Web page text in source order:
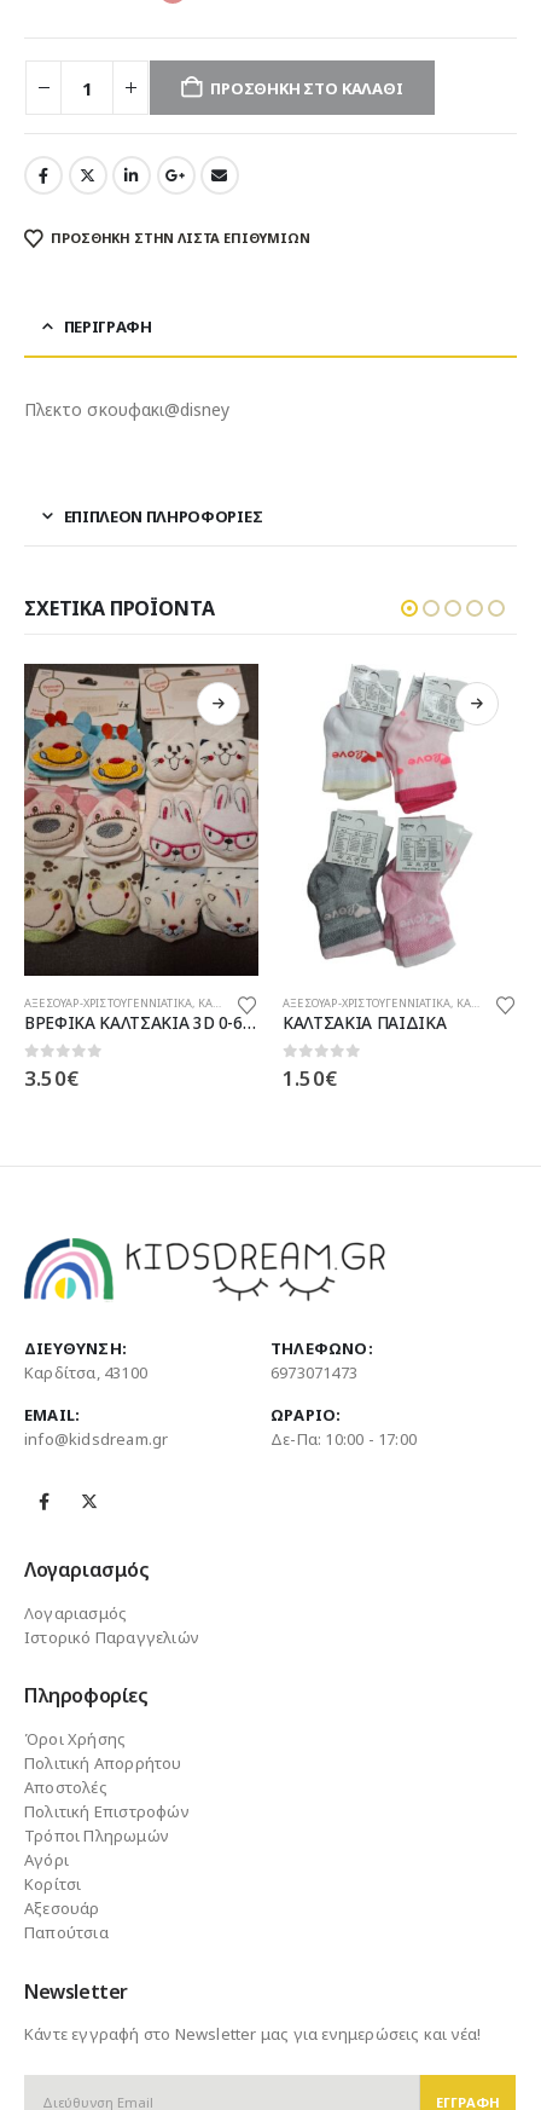
ΠΡΟΣΘΉΚΗ ΣΤΟ ΚΑΛΆΘΙ
ΠΡΌΣΘΉΚΗ ΣΤΗΝ ΛΊΣΤΑ ΕΠΙΘΥΜΙΏΝ
ΠΕΡΙΓΡΑΦΉ
Πλεκτο σκουφακι@disney
ΕΠΙΠΛΈΟΝ ΠΛΗΡΟΦΟΡΊΕΣ
ΣΧΕΤΙΚΆ ΠΡΟΪΌΝΤΑ
Αυτό το προϊόν έχει πολλαπλές παραλλαγές. Οι επιλογές μπορούν να επιλεγούν στη σελίδα του προϊόντος
ΑΞΕΣΟΥΑΡ-ΧΡΙΣΤΟΥΓΕΝΝΙΑΤΙΚΑ, ΚΑΛΤΣΑΚΙΑ-ΚΑΛΣΟΝ
ΚΑΛΤΣΑΚΙΑ ΠΑΙΔΙΚΑ
0 out of 5
1.50€
ΑΞΕΣΟΥΑΡ-ΧΡΙΣΤΟΥΓΕΝΝΙΑΤΙΚΑ, ΧΡΙΣΤΟΥΓΕΝΝΙΑΤΙΚΑ
0 out of 5
20.00
ΔΙΕΎΘΥΝΣΗ:
Καρδίτσα, 43100
ΤΗΛΈΦΩΝΟ:
6973071473
EMAIL:
info@kidsdream.gr
ΩΡΆΡΙΟ:
Δε-Πα: 10:00 - 17:00
Λογαριασμός
Λογαριασμός
Ιστορικό Παραγγελιών
Πληροφορίες
Όροι Χρήσης
Πολιτική Απορρήτου
Αποστολές
Πολιτική Επιστροφών
Τρόποι Πληρωμών
Αγόρι
Κορίτσι
Αξεσουάρ
Παπούτσια
Newsletter
Κάντε εγγραφή στο Newsletter μας για ενημερώσεις και νέα!